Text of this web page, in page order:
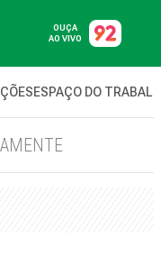
OUÇA
AO VIVO
ESPAÇO DO